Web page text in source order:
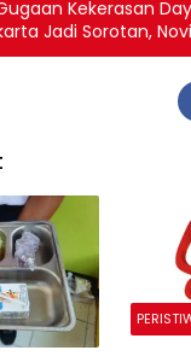
Kekerasan
Jadi Sorotan,
di